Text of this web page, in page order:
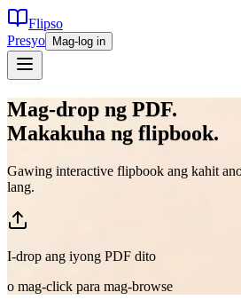
Flipso
Presyo
Mag-log in
Mag-drop ng PDF.
Makakuha ng flipbook.
Gawing interactive flipbook ang kahit
lang.
I-drop ang iyong PDF dito
o mag-click para mag-browse